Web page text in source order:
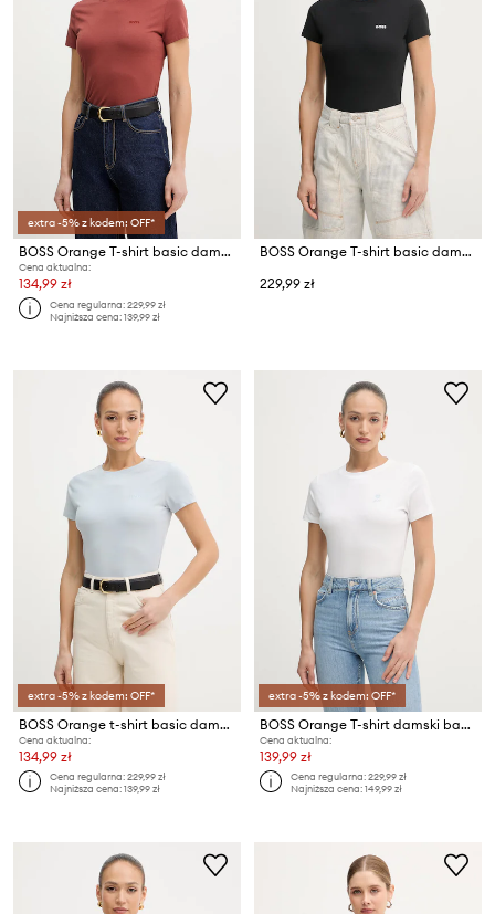
extra -5% z kodem: OFF*
BOSS Orange T-shirt basic damski bawełniany C Esogo 1
Cena aktualna:
134,99 zł
Cena regularna:229,99 zł
Najniższa cena:139,99 zł
BOSS Orange T-shirt basic damski bawełniany C Esogo 1
229,99 zł
extra -5% z kodem: OFF*
BOSS Orange t-shirt basic damski bawełniany C Esogo 1
Cena aktualna:
134,99 zł
Cena regularna:229,99 zł
Najniższa cena:139,99 zł
extra -5% z kodem: OFF*
BOSS Orange T-shirt damski bawełniany C_Esogo_3
Cena aktualna:
139,99 zł
Cena regularna:229,99 zł
Najniższa cena:149,99 zł